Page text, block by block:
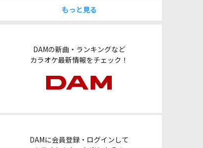
もっと見る
DAMの新曲・ランキングなど
カラオケ最新情報をチェック！
DAMに会員登録・ログインして